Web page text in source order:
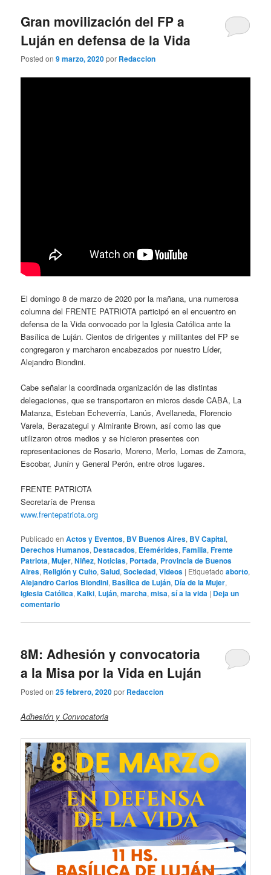
Gran movilización del FP a
Luján en defensa de la Vida
Posted on9 marzo, 2020por Redaccion
El domingo 8 de marzo de 2020 por la mañana, una numerosa
columna del FRENTE PATRIOTA participó en el encuentro en
defensa de la Vida convocado por la Iglesia Católica ante la
Basílica de Luján. Cientos de dirigentes y militantes del FP se
congregaron y marcharon encabezados por nuestro Líder,
Alejandro Biondini.
Cabe señalar la coordinada organización de las distintas
delegaciones, que se transportaron en micros desde CABA, La
Matanza, Esteban Echeverría, Lanús, Avellaneda, Florencio
Varela, Berazategui y Almirante Brown, así como las que
utilizaron otros medios y se hicieron presentes con
representaciones de Rosario, Moreno, Merlo, Lomas de Zamora,
Escobar, Junín y General Perón, entre otros lugares.
FRENTE PATRIOTA
Secretaría de Prensa
www.frentepatriota.org
Publicado en Actos y Eventos, BV Buenos Aires, BV Capital,
Derechos Humanos, Destacados, Efemérides,Familia,Frente
Patriota,Mujer,Niñez,Noticias, Portada, Provincia de Buenos
Aires, Religión y Culto,Salud,Sociedad,Videos | Etiquetado aborto,
Alejandro Carlos Biondini, Basílica de Luján, Día de la Mujer,
Iglesia Católica,Kalki, Luján,marcha,misa,sí a la vida | Deja un
comentario
8M: Adhesión y convocatoria
a la Misa por la Vida en Luján
Posted on25 febrero, 2020por Redaccion
Adhesión y Convocatoria